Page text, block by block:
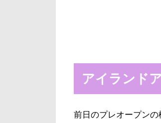
アイランド
前日のプレオープンの